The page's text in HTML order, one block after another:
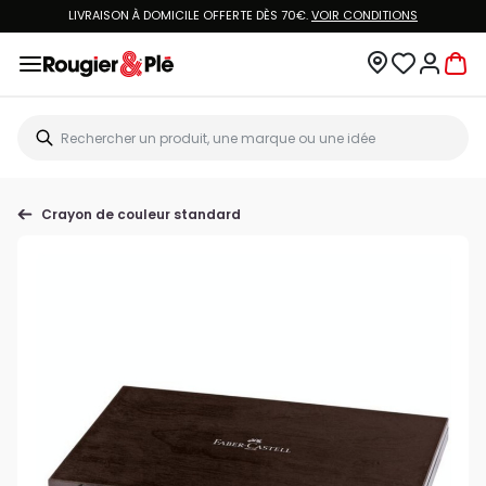
LIVRAISON À DOMICILE OFFERTE DÈS 70€.VOIR CONDITIONS
Crayon de couleur standard